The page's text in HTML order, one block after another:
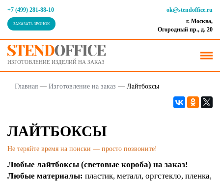
+7 (499) 281-88-10
ЗАКАЗАТЬ ЗВОНОК
ok@stendoffice.ru
г. Москва,
Огородный пр., д. 20
ИЗГОТОВЛЕНИЕ ИЗДЕЛИЙ НА ЗАКАЗ
Главная — Изготовление на заказ — Лайтбоксы
ЛАЙТБОКСЫ
Не теряйте время на поиски — просто позвоните!
Любые лайтбоксы (световые короба) на заказ!
Любые материалы: пластик, металл, оргстекло, пленка,